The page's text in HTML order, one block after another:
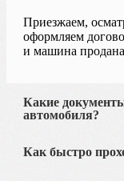
Приезжаем,
оформляем
и машина
Какие
автомобиля?
Как быстро